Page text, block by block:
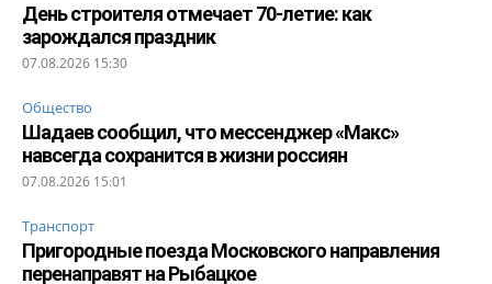
День строителя отмечает 70-летие: как
зарождался праздник
07.08.2026 15:30
Общество
Шадаев сообщил, что мессенджер «Макс»
навсегда сохранится в жизни россиян
07.08.2026 15:01
Транспорт
Пригородные поезда Московского направления
перенаправят на Рыбацкое